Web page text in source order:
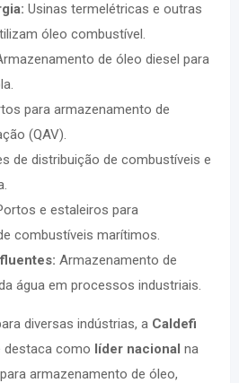
Usinas termelétricas e outras
óleo combustível.
de óleo diesel para
para armazenamento de
(QAV).
de distribuição de combustíveis e
e estaleiros para
combustíveis marítimos.
Armazenamento de
água em processos industriais.
diversas indústrias, a Caldefi
destaca como líder nacional na
armazenamento de óleo,